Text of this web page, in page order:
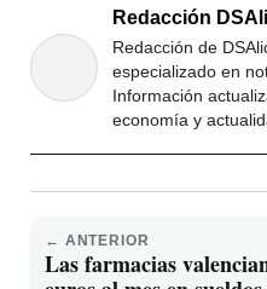
Redacción
Redacción de
especializado en
Información
economía y
← ANTERIOR
Las farmacias